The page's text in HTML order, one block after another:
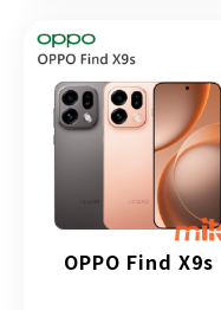
OPPO Find X9s